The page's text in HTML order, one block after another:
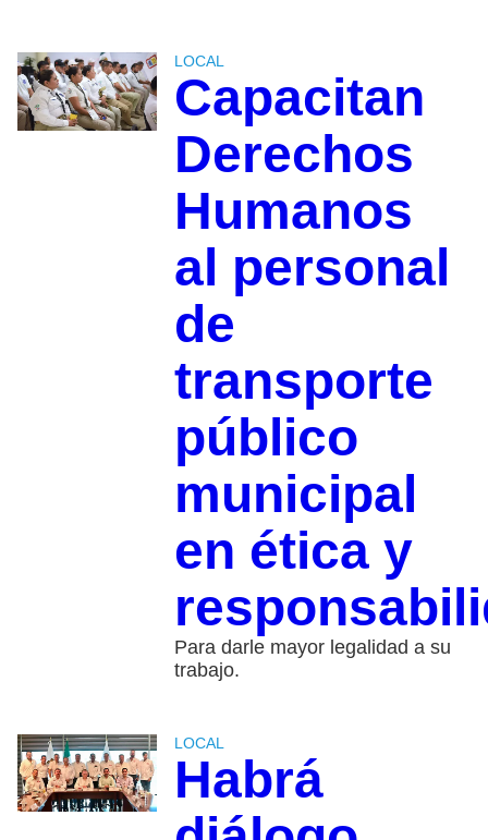
LOCAL
Capacitan
Derechos
Humanos
al personal
de
transporte
público
municipal
en ética y
Para darle mayor legalidad a su
trabajo.
LOCAL
Habrá